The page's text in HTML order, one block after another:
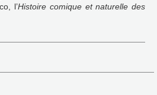
l’Histoire comique et naturelle des